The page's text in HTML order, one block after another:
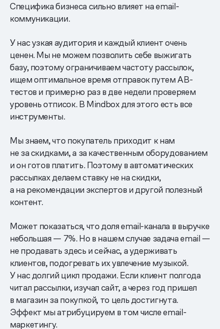
Специфика бизнеса сильно влияет на email-
коммуникации.
У нас узкая аудитория и каждый клиент очень
ценен. Мы не можем позволить себе выжигать
базу, поэтому ограничиваем частоту рассылок,
ищем оптимальное время отправок путем AB-
тестов и примерно раз в две недели проверяем
уровень отписок. В Mindbox для этого есть все
инструменты.
Мы знаем, что покупатель приходит к нам
не за скидками, а за качественным оборудованием
и он готов платить. Поэтому в автоматических
рассылках делаем ставку не на скидки,
а на рекомендации экспертов и другой полезный
контент.
Может показаться, что доля email-канала в выручке
небольшая — 7%. Но в нашем случае задача email —
не продавать здесь и сейчас, а удерживать
клиентов, подогревать их увлечение музыкой.
У нас долгий цикл продажи. Если клиент полгода
читал рассылки, изучал сайт, а через год пришел
в магазин за покупкой, то цель достигнута.
Эффект мы атрибуцируем в том числе email-
маркетингу.